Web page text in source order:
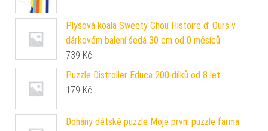
Plyšová koala Sweety Chou Histoire d’ Ours v
dárkovém balení šedá 30 cm od 0 měsíců
739 Kč
Puzzle Distroller Educa 200 dílků od 8 let
179 Kč
Dohány dětské puzzle Moje první puzzle farma